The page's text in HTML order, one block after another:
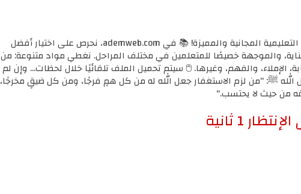
🎓 مرحبًا بك في ademweb.com – وجهتك الأولى للموارد التعليمية المجانية والمميزة! 📚 في ademweb.com، نحرص على اختيار أفضل
والموجهة خصيصًا للمتعلمين في مختلف المراحل. نغطي مواد متنوعة: من
الإملاء، والفهم، وغيرها. 🖱️ سيتم تحميل الملف تلقائيًا خلال لحظات... وإن لم
الله ﷺ: "من لزم الاستغفار جعل الله له من كل همٍ فرجًا، ومن كل ضيقٍ مخرجًا،
من حيث لا يحتسب."